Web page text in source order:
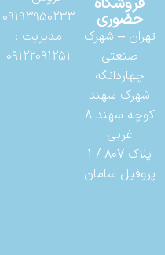
حضوری
تهران – شهرک
صنعتی
چهاردانگه
شهرک سهند
کوچه سهند 8
غربی
پلاک 807 / 1
پروفیل سامان
09193950233
مدیریت :
09122091251